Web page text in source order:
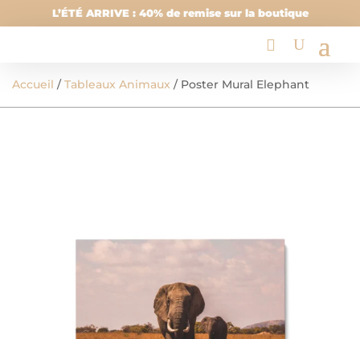
L’ÉTÉ ARRIVE : 40% de remise sur la boutique
Accueil /Tableaux Animaux / Poster Mural Elephant